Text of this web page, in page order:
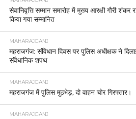
सेवानिवृत्ति सम्मान समारोह में मुख्य आरक्षी गौरी शंकर
किया गया सम्मानित
MAHARAJGANJ
महराजगंज: संविधान दिवस पर पुलिस अधीक्षक ने
संवैधानिक शपथ
MAHARAJGANJ
महराजगंज में पुलिस मुठभेड़, दो वाहन चोर गिरफ्तार।
MAHARAJGANJ